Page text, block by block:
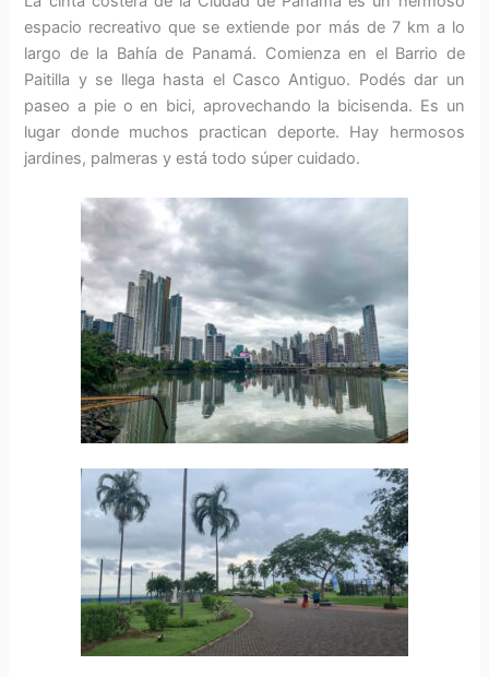
espacio recreativo que se extiende por más de 7 km a lo
largo de la Bahía de Panamá. Comienza en el Barrio de
Paitilla y se llega hasta el Casco Antiguo. Podés dar un
paseo a pie o en bici, aprovechando la bicisenda. Es un
lugar donde muchos practican deporte. Hay hermosos
jardines, palmeras y está todo súper cuidado.